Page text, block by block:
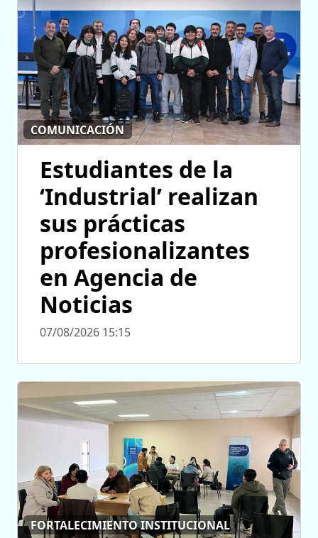
COMUNICACIÓN
Estudiantes de la
‘Industrial’ realizan
sus prácticas
profesionalizantes
en Agencia de
Noticias
07/08/2026 15:15
FORTALECIMIENTO INSTITUCIONAL